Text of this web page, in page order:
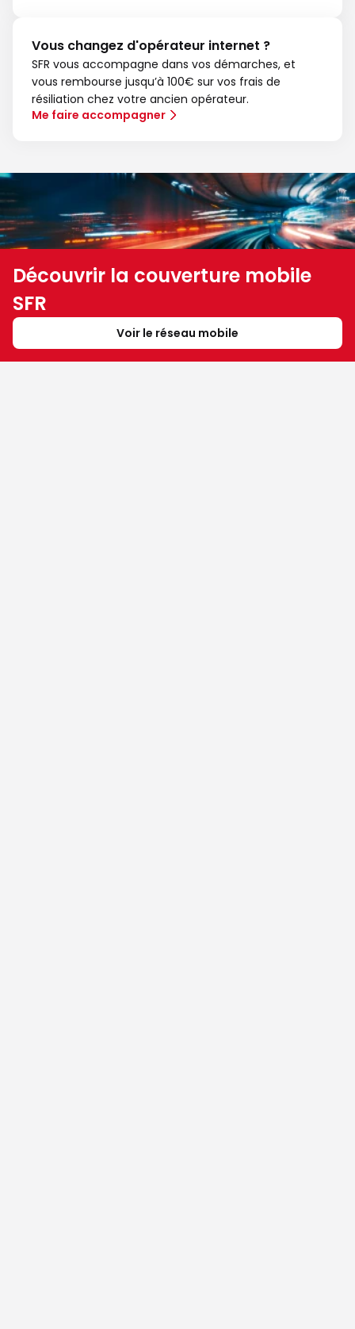
Vous changez d'opérateur internet ?
SFR vous accompagne dans vos démarches, et
vous rembourse jusqu’à 100€ sur vos frais de
résiliation chez votre ancien opérateur.
Me faire accompagner
Découvrir la couverture mobile
SFR
Voir le réseau mobile